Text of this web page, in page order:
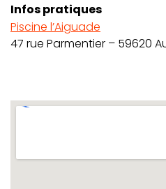
Infos pratiques
Piscine l’Aiguade
47 rue Parmentier – 59620